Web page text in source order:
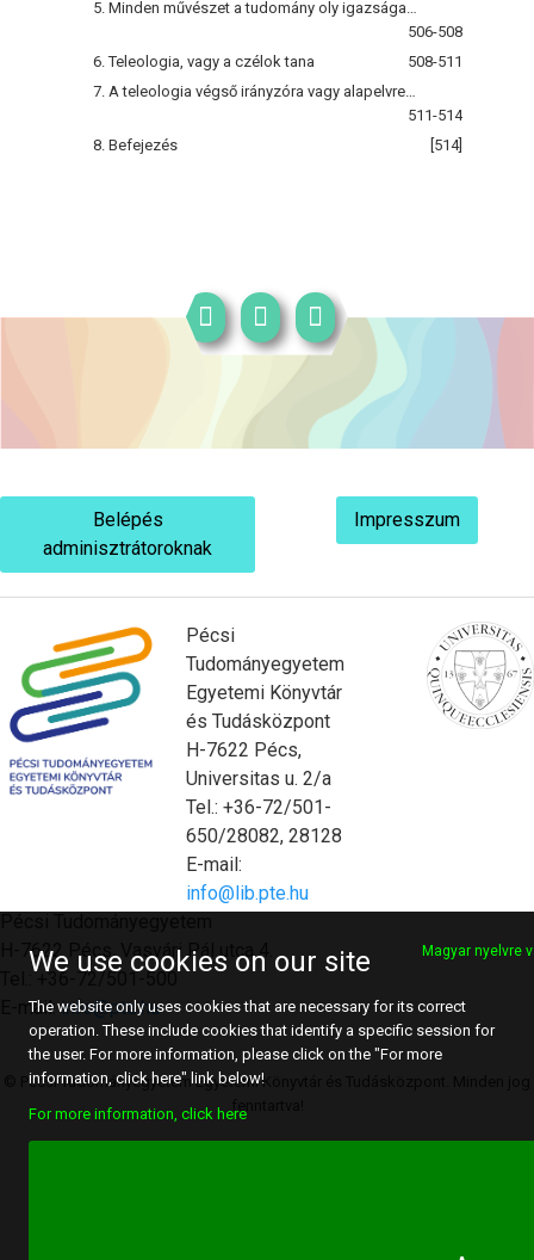
506-508
6. Teleologia, vagy a czélok tana
508-511
511-514
8. Befejezés
[514]
Belépés
adminisztrátoroknak
Impresszum
Pécsi
Tudományegyetem
Egyetemi Könyvtár
és Tudásközpont
H-7622 Pécs,
Universitas u. 2/a
Tel.: +36-72/501-
650/28082, 28128
E-mail:
info@lib.pte.hu
H-7622 Pécs, Vasvári Pál utca 4.
Tel.: +36-72/501-500
E-mail:info@pte.hu
© Pécsi Tudományegyetem Egyetemi Könyvtár és Tudásközpont. Minden jog
We use cookies on our site Magyar nyelvre
The website only uses cookies that are necessary for its correct
operation. These include cookies that identify a specific session for
the user. For more information, please click on the "For more
information, click here" link below!
For more information, click here